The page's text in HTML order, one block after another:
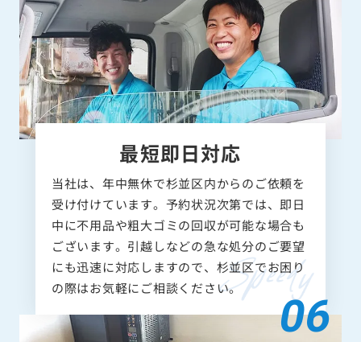
最短即日対応
当社は、年中無休で杉並区内からのご依頼を
受け付けています。予約状況次第では、即日
中に不用品や粗大ゴミの回収が可能な場合も
ございます。引越しなどの急な処分のご要望
にも迅速に対応しますので、杉並区でお困り
の際はお気軽にご相談ください。